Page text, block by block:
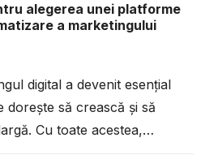
alegerea unei platforme
a marketingului
digital a devenit esențial
să crească și să
Cu toate acestea,